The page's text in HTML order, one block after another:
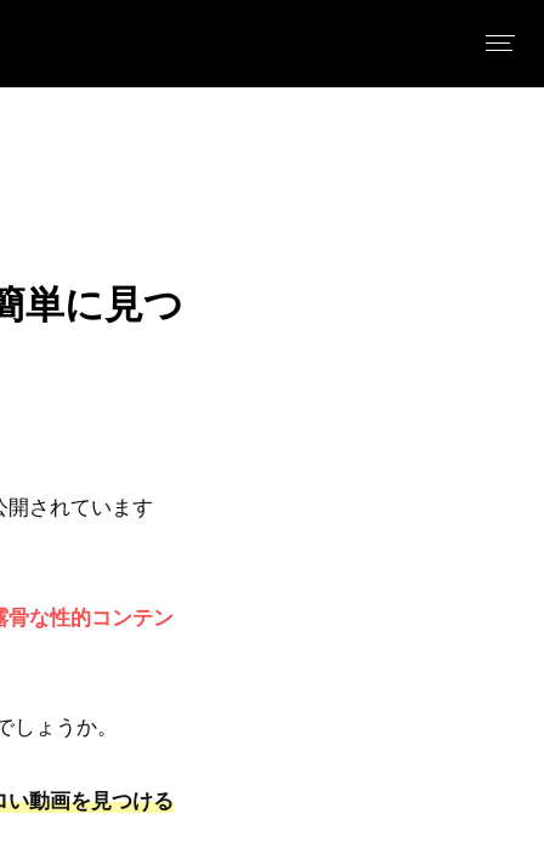
単に見つ
開されています
骨な性的コンテン
ょうか。
い動画を見つける